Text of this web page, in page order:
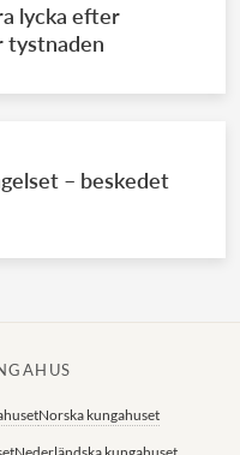
lycka efter
tystnaden
– beskedet
Norska kungahuset